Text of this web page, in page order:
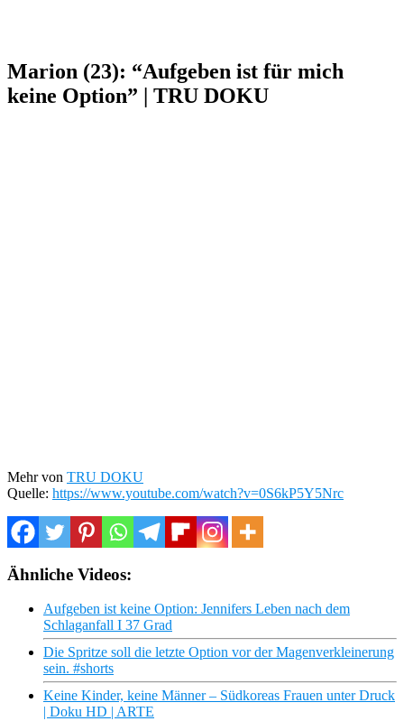
Marion (23): “Aufgeben ist für mich
keine Option” | TRU DOKU
Mehr von TRU DOKU
Quelle: https://www.youtube.com/watch?v=0S6kP5Y5Nrc
Ähnliche Videos:
Aufgeben ist keine Option: Jennifers Leben nach dem
Schlaganfall I 37 Grad
Die Spritze soll die letzte Option vor der Magenverkleinerung
sein. #shorts
Keine Kinder, keine Männer – Südkoreas Frauen unter Druck
| Doku HD | ARTE